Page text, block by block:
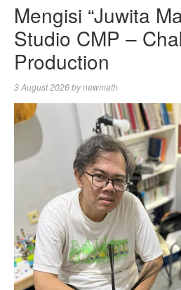
Mengisi “Juwita
Studio CMP –
Production
3 August 2026bynewmath